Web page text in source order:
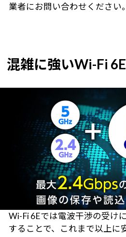
業者にお問い合わせください。
混雑に強いWi-Fi
Wi-Fi 6Eでは電波干渉の受け
することで、これまで以上に